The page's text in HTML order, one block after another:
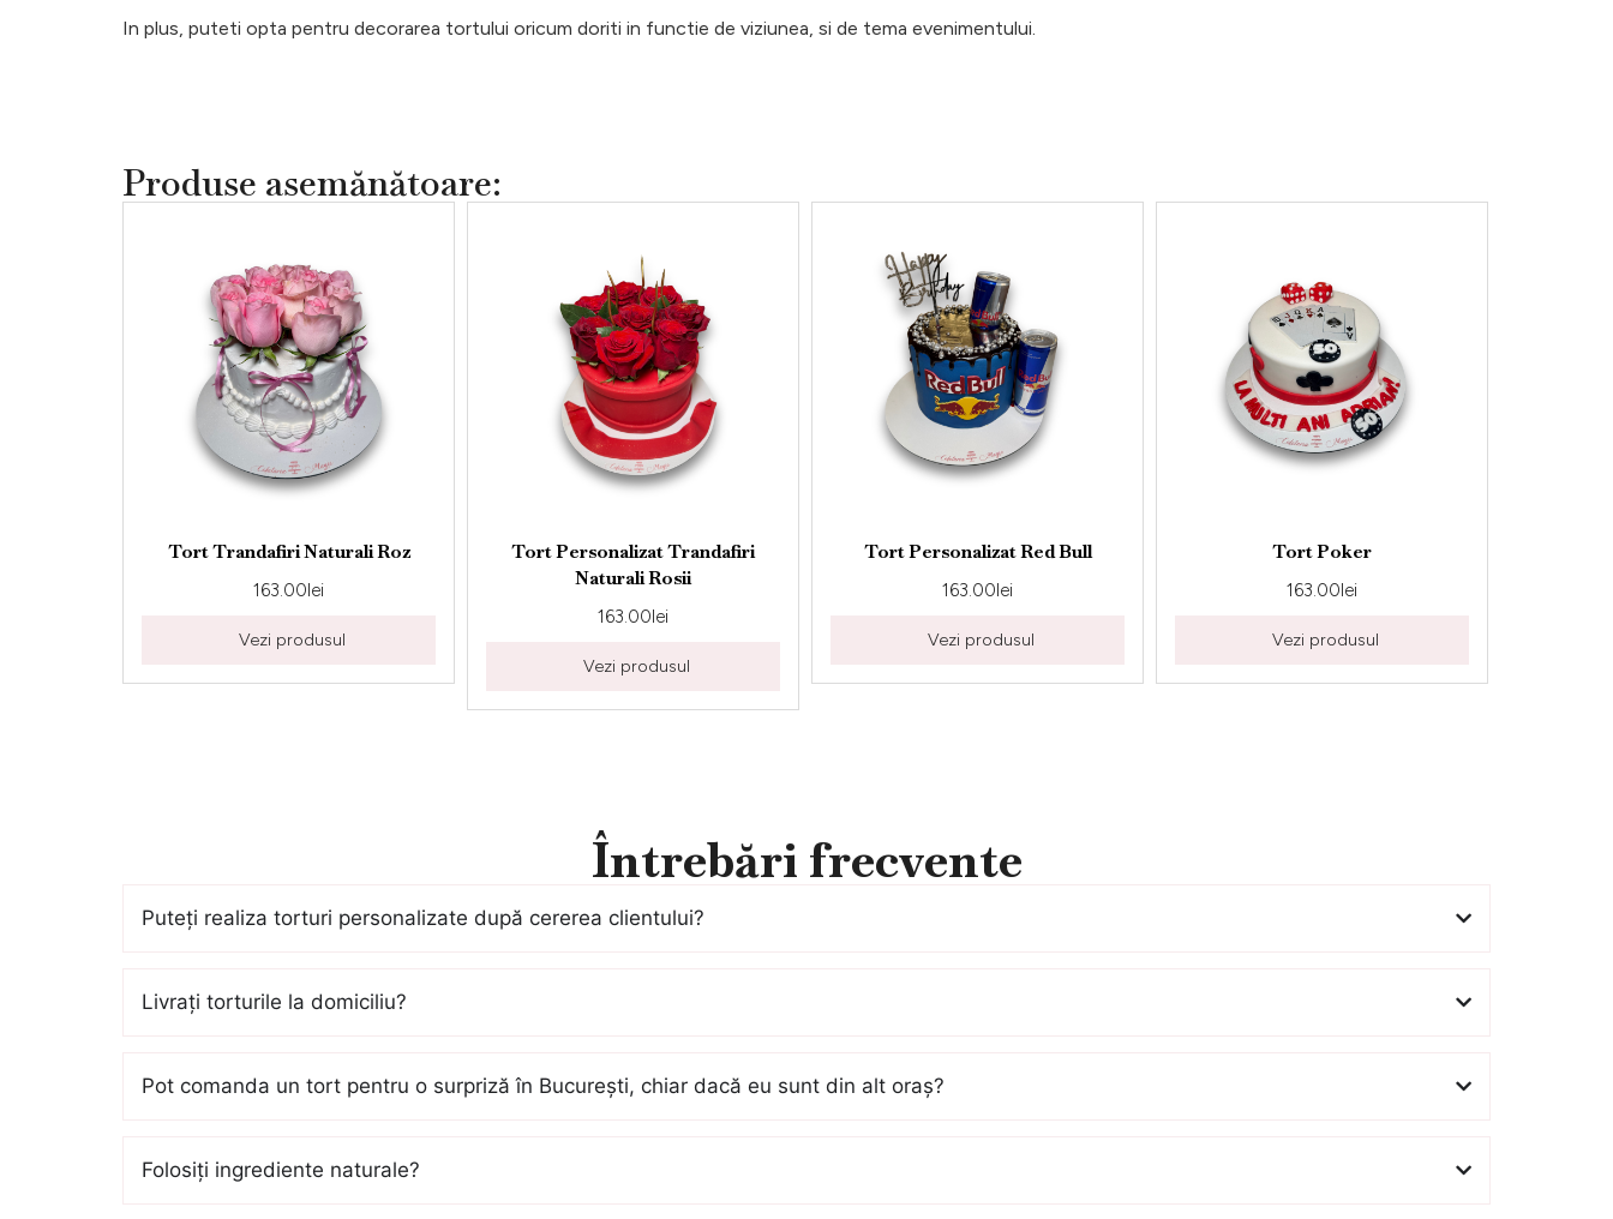
In plus, puteti opta pentru decorarea tortului oricum doriti in functie de viziunea, si de tema evenimentului.
Produse asemănătoare:
Tort Trandafiri Naturali Roz
Tort Personalizat Trandafiri
Tort Personalizat Red Bull
Întrebări frecvente
Puteți realiza torturi personalizate după cererea clientului?
Livrați torturile la domiciliu?
Pot comanda un tort pentru o surpriză în București, chiar dacă eu sunt din alt oraș?
Folosiți ingrediente naturale?